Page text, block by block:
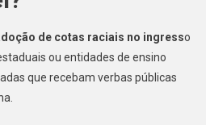
de cotas raciais no ingresso
ou entidades de ensino
que recebam verbas públicas